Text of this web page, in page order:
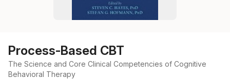
Process-Based CBT
The Science and Core Clinical Competencies of Cognitive
Behavioral Therapy